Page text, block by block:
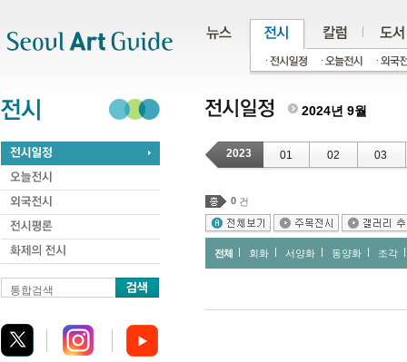
통합검색
2024년 9월
2023 01 02 03
0 건
전체 회화 서양화 동양화 조각